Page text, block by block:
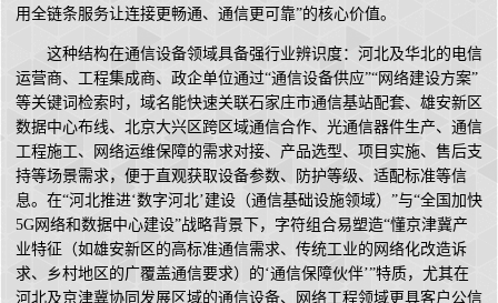
用全链条服务让连接更畅通、通信更可靠”的核心价值。
这种结构在通信设备领域具备强行业辨识度：河北及华北的电信
运营商、工程集成商、政企单位通过“通信设备供应”“网络建设方案”
等关键词检索时，域名能快速关联石家庄市通信基站配套、雄安新区
数据中心布线、北京大兴区跨区域通信合作、光通信器件生产、通信
工程施工、网络运维保障的需求对接、产品选型、项目实施、售后支
持等场景需求，便于直观获取设备参数、防护等级、适配标准等信
息。在“河北推进‘数字河北’建设（通信基础设施领域）”与“全国加快
5G网络和数据中心建设”战略背景下，字符组合易塑造“懂京津冀产
业特征（如雄安新区的高标准通信需求、传统工业的网络化改造诉
求、乡村地区的广覆盖通信要求）的‘通信保障伙伴’”特质，尤其在
河北及京津冀协同发展区域的通信设备、网络工程领域更具客户公信